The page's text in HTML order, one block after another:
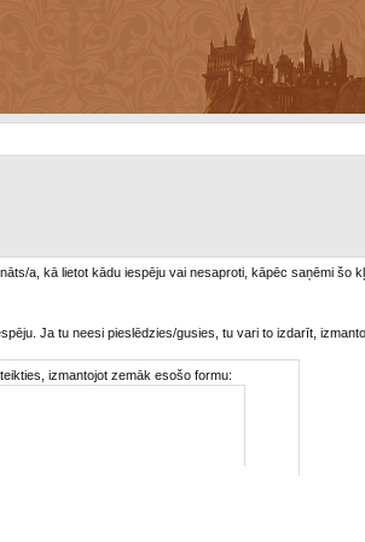
a, kā lietot kādu iespēju vai nesaproti, kāpēc saņēmi šo
Ja tu neesi pieslēdzies/gusies, tu vari to izdarīt,
izmantojot zemāk esošo formu: